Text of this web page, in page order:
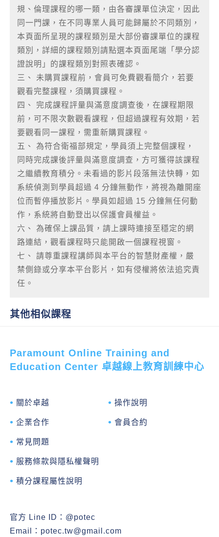
規、倫理課程的哪一類，由各審課單位決定，因此
同一門課，在不同專業人員可能歸屬於不同類別，
本頁面所呈現的課程類別是大部份審課單位的課程
類別，詳細的課程類別請點選本頁面尾端「學分認
證說明」的課程類別對照表確認。
三、 未購買課程前，會員可免費觀看簡介，若要
觀看完整課程，須購買課程。
四、 完成課程評量與滿意度調查後，在課程期限
前，可不限次數觀看課程，但超過課程有效期，若
要觀看同一課程，需重新購買課程。
五、 為符合衛福部規定，學員須上完整個課程，
同時完成課後評量與滿意度調查，方可獲得該課程
之繼續教育積分。未看過的影片段落無法快轉，如
系統偵測到學員超過 4 分鐘無動作，將視為離開座
位而暫停播放影片。學員如超過 15 分鐘無任何動
作，系統將自動登出以保護會員權益。
六、 為確保上課品質，請上課時連接至穩定的網
路連結，觀看課程時只能開啟一個課程視窗。
七、 請尊重課程講師與本平台的智慧財產權，嚴
禁側錄或分享本平台影片，如有侵權將依法追究責
任。
其他相似課程
Paramount Online Training and
Education Center 卓越線上教育訓練中心
關於卓越
企業合作
常見問題
操作說明
會員合約
服務條款與隱私權聲明
積分課程屬性說明
官方 Line ID： @potec
Email： potec.tw@gmail.com